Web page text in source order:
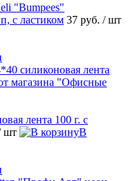
"Bumpees"
с ластиком 37 руб. / шт
лента 100 г. с
шт
В